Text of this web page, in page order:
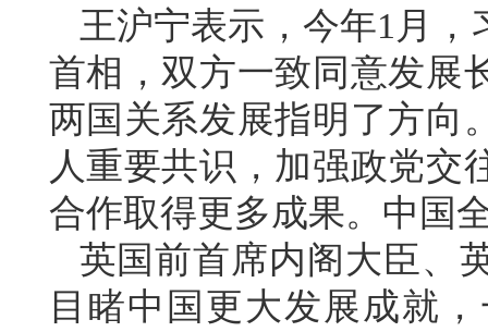
王沪宁表示，今年1月
首相，双方一致同意发展
两国关系发展指明了方向
人重要共识，加强政党交
合作取得更多成果。中国
英国前首席内阁大臣、
目睹中国更大发展成就